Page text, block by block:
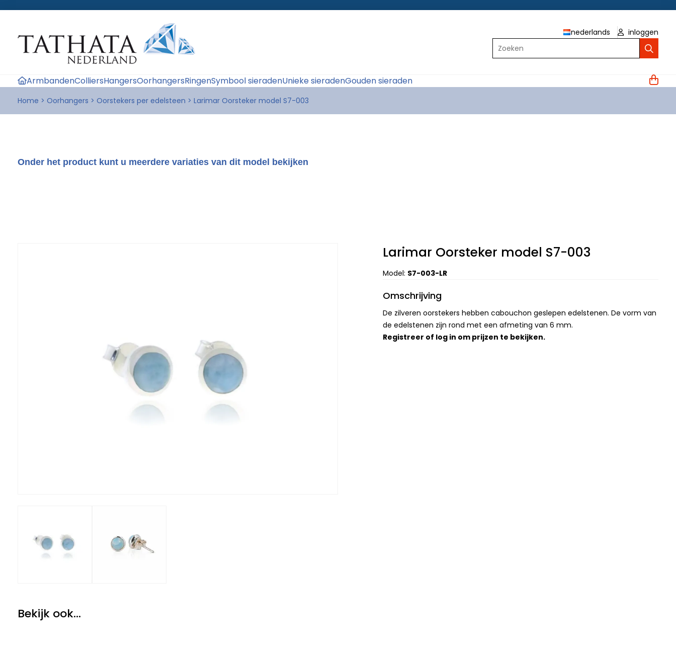
nederlands
inloggen
Zoeken
ArmbandenColliersHangersOorhangersRingenSymbool sieradenUnieke sieradenGouden sieraden
Home > Oorhangers > Oorstekers per edelsteen > Larimar Oorsteker model S7-003
Onder het product kunt u meerdere variaties van dit model bekijken
Larimar Oorsteker model S7-003
Model: S7-003-LR
Omschrijving
De zilveren oorstekers hebben cabouchon geslepen edelstenen. De vorm van
de edelstenen zijn rond met een afmeting van 6 mm.
Registreer of log in om prijzen te bekijken.
Bekijk ook...